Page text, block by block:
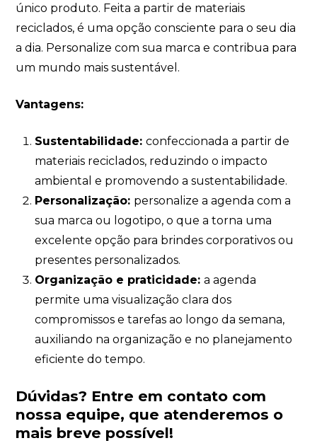
único produto. Feita a partir de materiais
reciclados, é uma opção consciente para o seu dia
a dia. Personalize com sua marca e contribua para
um mundo mais sustentável.
Vantagens:
Sustentabilidade: confeccionada a partir de
materiais reciclados, reduzindo o impacto
ambiental e promovendo a sustentabilidade.
Personalização: personalize a agenda com a
sua marca ou logotipo, o que a torna uma
excelente opção para brindes corporativos ou
presentes personalizados.
Organização e praticidade: a agenda
permite uma visualização clara dos
compromissos e tarefas ao longo da semana,
auxiliando na organização e no planejamento
eficiente do tempo.
Dúvidas? Entre em contato com
nossa equipe, que atenderemos o
mais breve possível!